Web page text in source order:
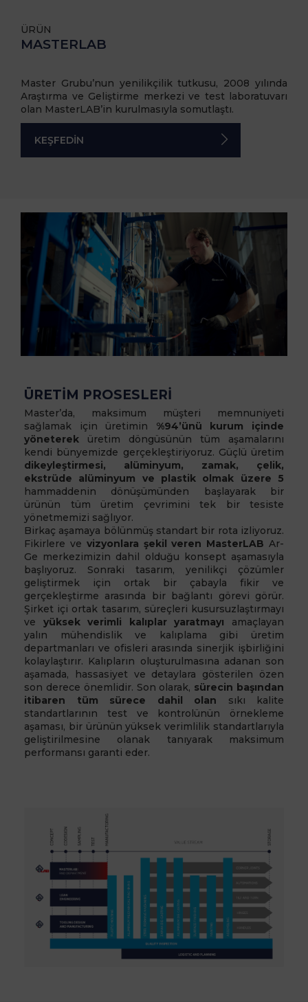
ÜRÜN
MASTERLAB
Master Grubu’nun yenilikçilik tutkusu, 2008 yılında
Araştırma ve Geliştirme merkezi ve test laboratuvarı
olan MasterLAB’in kurulmasıyla somutlaştı.
KEŞFEDİN
ÜRETİM PROSESLERİ
Master’da, maksimum müşteri memnuniyeti
sağlamak için üretimin %94’ünü kurum içinde
yöneterek üretim döngüsünün tüm aşamalarını
kendi bünyemizde gerçekleştiriyoruz. Güçlü üretim
dikeyleştirmesi, alüminyum, zamak, çelik,
ekstrüde alüminyum ve plastik olmak üzere 5
hammaddenin dönüşümünden başlayarak bir
ürünün tüm üretim çevrimini tek bir tesiste
yönetmemizi sağlıyor.
Birkaç aşamaya bölünmüş standart bir rota izliyoruz.
Fikirlere ve vizyonlara şekil veren MasterLABAr-
Ge merkezimizin dahil olduğu konsept aşamasıyla
başlıyoruz. Sonraki tasarım, yenilikçi çözümler
geliştirmek için ortak bir çabayla fikir ve
gerçekleştirme arasında bir bağlantı görevi görür.
Şirket içi ortak tasarım, süreçleri kusursuzlaştırmayı
ve yüksek verimli kalıplar yaratmayı amaçlayan
yalın mühendislik ve kalıplama gibi üretim
departmanları ve ofisleri arasında sinerjik işbirliğini
kolaylaştırır. Kalıpların oluşturulmasına adanan son
aşamada, hassasiyet ve detaylara gösterilen özen
son derece önemlidir. Son olarak, sürecin başından
itibaren tüm sürece dahil olan sıkı kalite
standartlarının test ve kontrolünün örnekleme
aşaması, bir ürünün yüksek verimlilik standartlarıyla
geliştirilmesine olanak tanıyarak maksimum
performansı garanti eder.